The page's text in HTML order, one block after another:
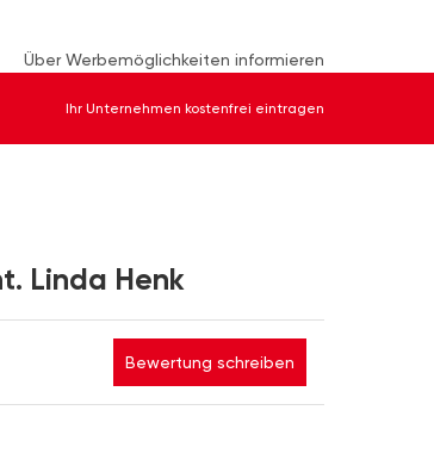
Über Werbemöglichkeiten informieren
Ihr Unternehmen kostenfrei eintragen
Linda Henk
Bewertung schreiben